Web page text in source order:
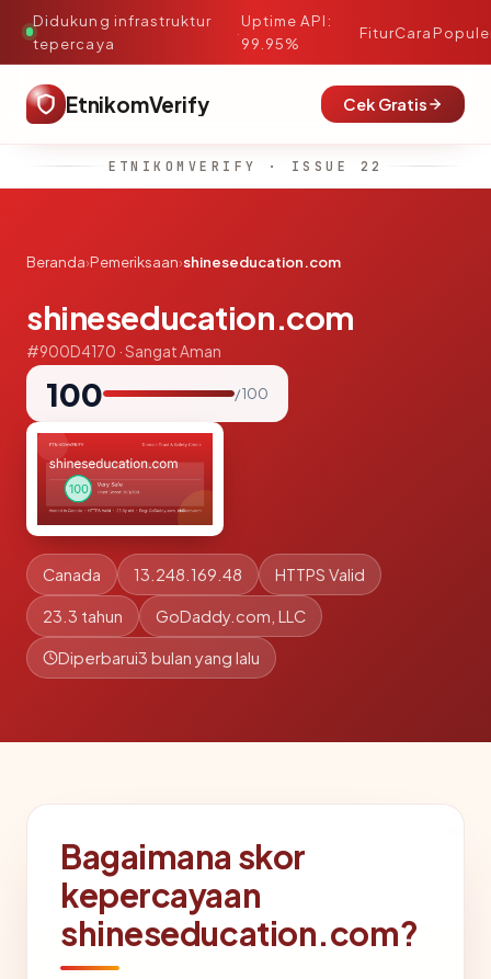
Didukung infrastruktur
tepercaya
·
Uptime API:
99.95%
FiturCara
EtnikomVerify Cek Gratis
ETNIKOMVERIFY · ISSUE 22
Beranda›Pemeriksaan›shineseducation.com
shineseducation.com
#900D4170 · Sangat Aman
100 / 100
Canada 13.248.169.48 HTTPS Valid
23.3 tahun GoDaddy.com, LLC
Diperbarui3 bulan yang lalu
Bagaimana skor
kepercayaan
shineseducation.com?